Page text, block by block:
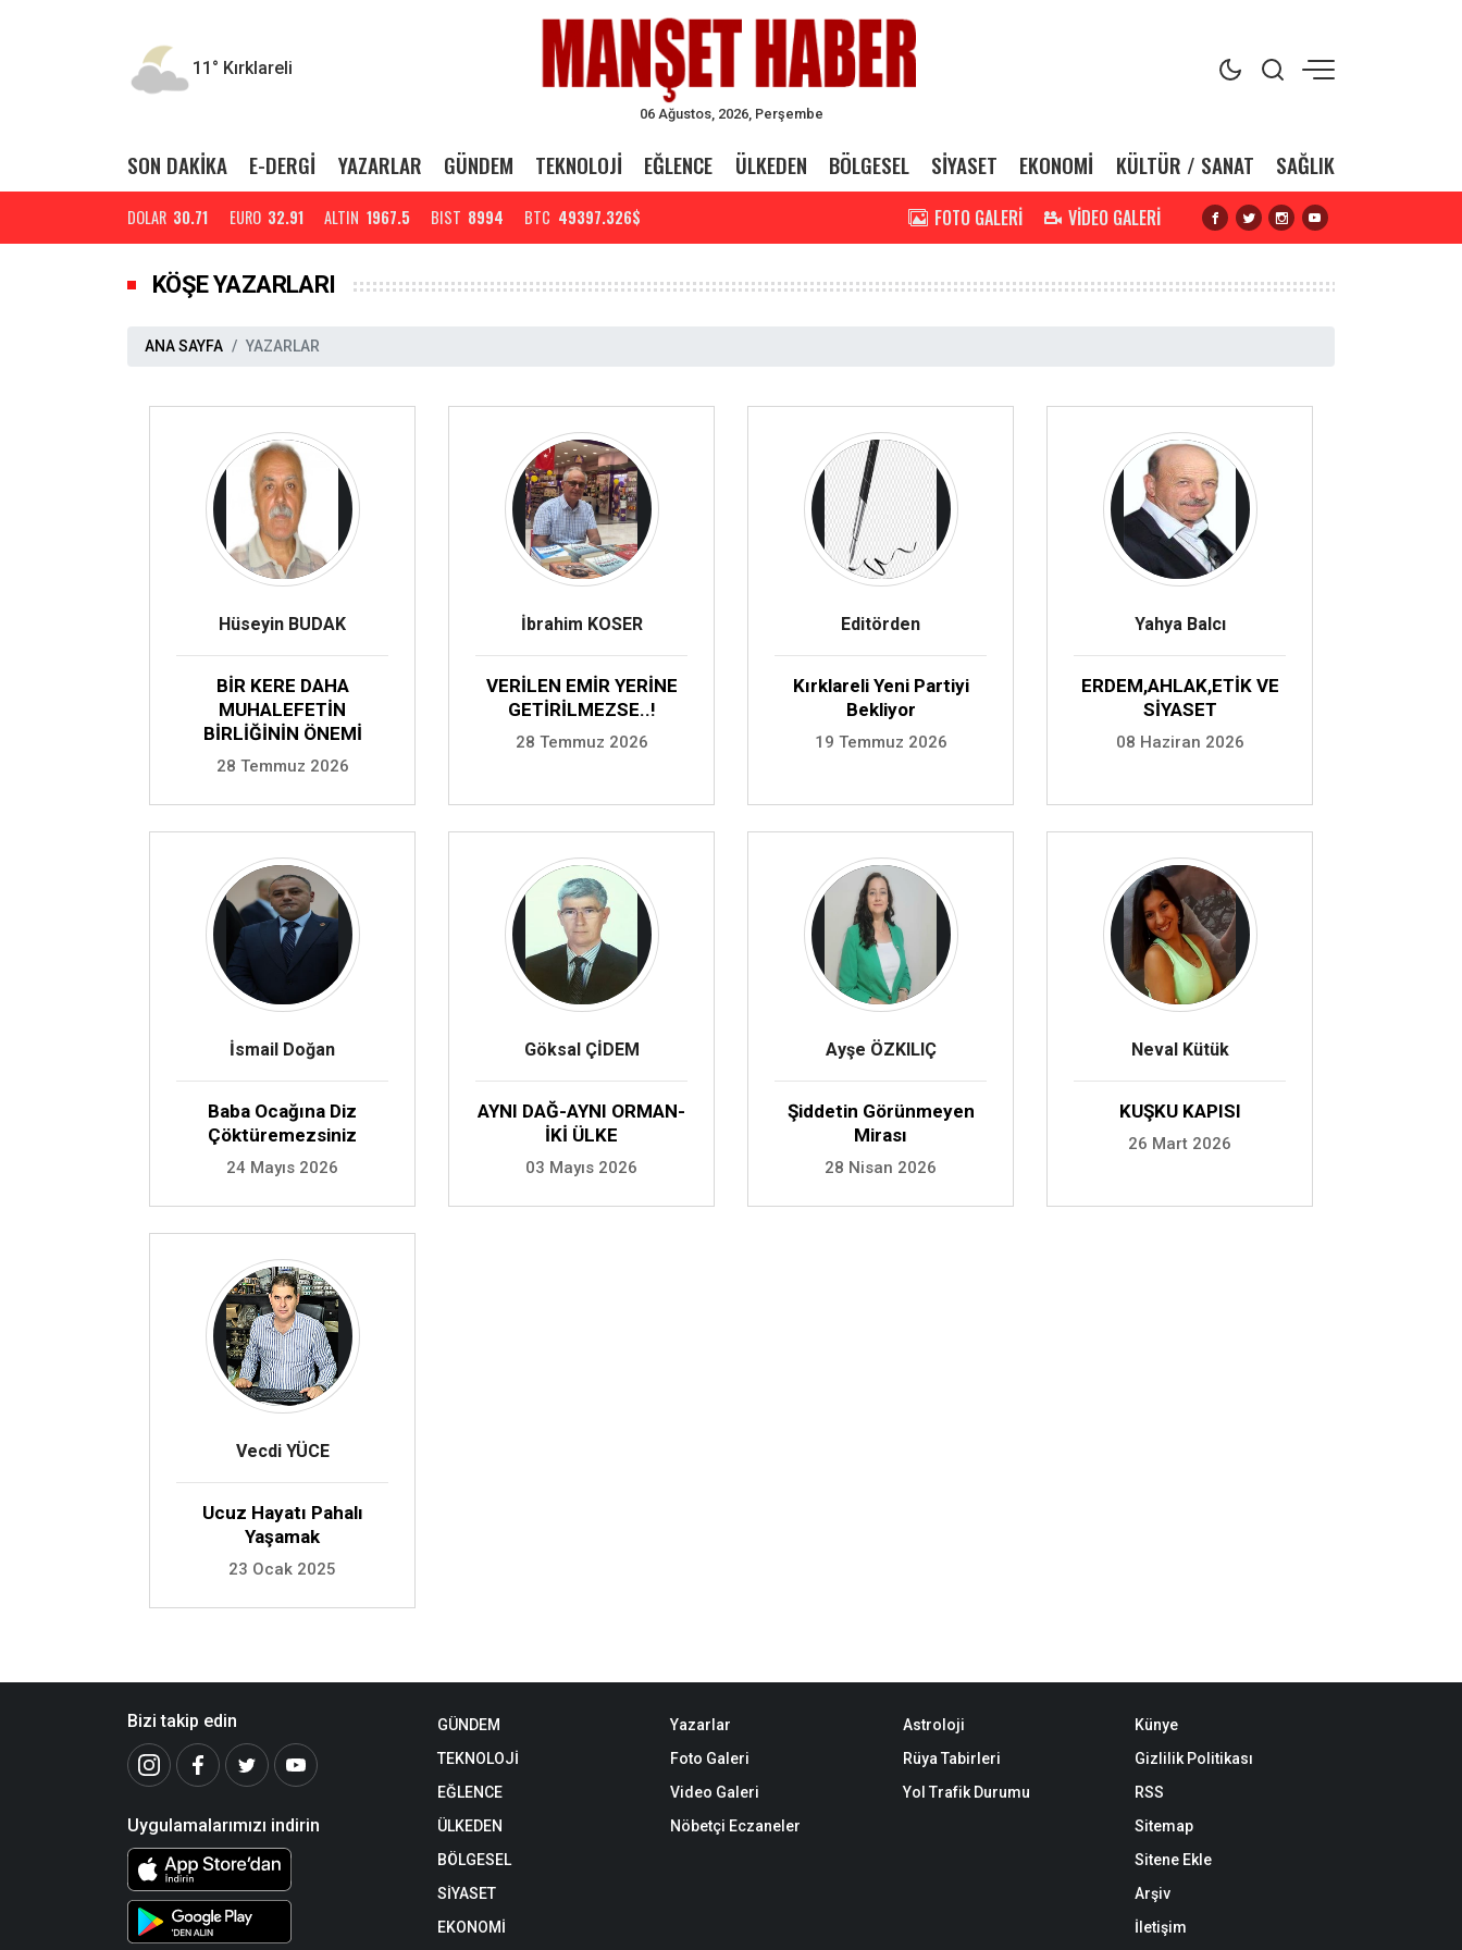
11° Kırklareli
06 Ağustos, 2026, Perşembe
SON DAKİKA E-DERGİ YAZARLAR GÜNDEM TEKNOLOJİ EĞLENCE ÜLKEDEN BÖLGESEL SİYASET EKONOMİ KÜLTÜR / SANAT SAĞLIK
DOLAR 30.71 EURO 32.91 ALTIN 1967.5 BIST 8994 BTC 49397.326$ FOTO GALERİ VİDEO GALERİ
KÖŞE YAZARLARI
ANA SAYFA YAZARLAR
Hüseyin BUDAK
BİR KERE DAHA
MUHALEFETİN
BİRLİĞİNİN ÖNEMİ
28 Temmuz 2026
İbrahim KOSER
VERİLEN EMİR YERİNE
GETİRİLMEZSE..!
28 Temmuz 2026
Editörden
Kırklareli Yeni Partiyi
Bekliyor
19 Temmuz 2026
Yahya Balcı
ERDEM,AHLAK,ETİK VE
SİYASET
08 Haziran 2026
İsmail Doğan
Baba Ocağına Diz
Çöktüremezsiniz
24 Mayıs 2026
Göksal ÇİDEM
AYNI DAĞ-AYNI ORMAN-
İKİ ÜLKE
03 Mayıs 2026
Ayşe ÖZKILIÇ
Şiddetin Görünmeyen
Mirası
28 Nisan 2026
Neval Kütük
KUŞKU KAPISI
26 Mart 2026
Vecdi YÜCE
Ucuz Hayatı Pahalı
Yaşamak
23 Ocak 2025
Bizi takip edin
Uygulamalarımızı indirin
GÜNDEM
TEKNOLOJİ
EĞLENCE
ÜLKEDEN
BÖLGESEL
SİYASET
EKONOMİ
Yazarlar
Foto Galeri
Video Galeri
Nöbetçi Eczaneler
Astroloji
Rüya Tabirleri
Yol Trafik Durumu
Künye
Gizlilik Politikası
RSS
Sitemap
Sitene Ekle
Arşiv
İletişim